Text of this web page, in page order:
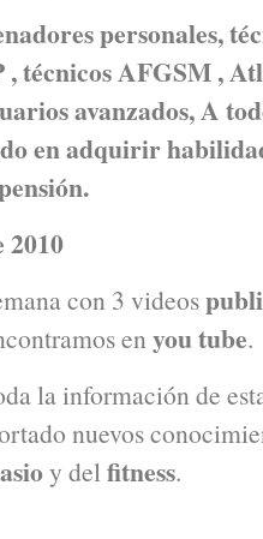
personales,
, técnicos AFGSM ,
avanzados, A
en adquirir
2010
con 3 videos
en you tube.
la información de
nuevos
y delfitness.